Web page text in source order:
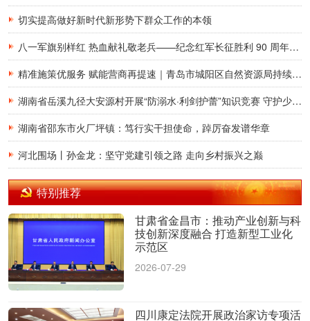
切实提高做好新时代新形势下群众工作的本领
八一军旗别样红 热血献礼敬老兵——纪念红军长征胜利 90 周年暨慰问军休干部座谈在津举行
精准施策优服务 赋能营商再提速｜青岛市城阳区自然资源局持续升级不动产登记涉企服务 跑出改革加速度
湖南省岳溪九径大安源村开展“防溺水·利剑护蕾”知识竞赛 守护少年儿童平安暑假
湖南省邵东市火厂坪镇：笃行实干担使命，踔厉奋发谱华章
河北围场丨孙金龙：坚守党建引领之路 走向乡村振兴之巅
特别推荐
甘肃省金昌市：推动产业创新与科
技创新深度融合 打造新型工业化
示范区
2026-07-29
四川康定法院开展政治家访专项活